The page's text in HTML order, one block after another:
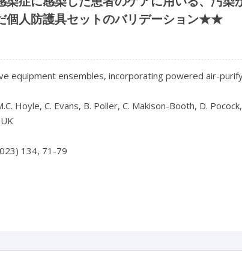
個人防護具セットのバリデーション★★
equipment ensembles, incorporating powered air-
Hoyle, C. Evans, B. Poller, C. Makison-Booth, D.
134, 71-79